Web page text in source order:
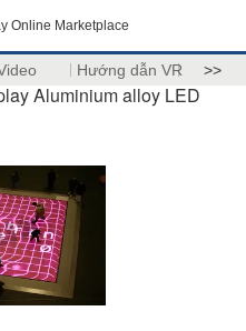
Online Marketplace
Hướng dẫn VR >>
Aluminium alloy LED